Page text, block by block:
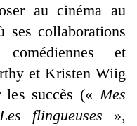
au cinéma au
ses collaborations
et
et Kristen Wiig
les succès (« Mes
Les flingueuses »,